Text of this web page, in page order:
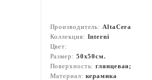
Производитель:AltaCera
Коллекция: Interni
Цвет:
Размер: 50x50см.
Поверхность:глянцевая;
Материал: керамика